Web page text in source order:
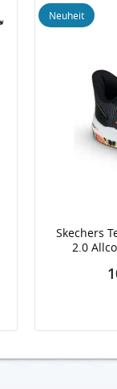
Skechers
2.0
Neuheit